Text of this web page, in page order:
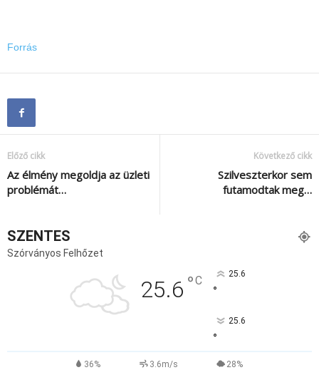
Forrás
Előző cikk
Az élmény megoldja az üzleti
problémát…
Következő cikk
Szilveszterkor sem
futamodtak meg…
SZENTES
Szórványos Felhőzet
25.6 °C 25.6
°
25.6
°
36% 3.6m/s 28%